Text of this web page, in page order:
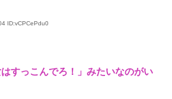
ID:vCPCePdu0
すっこんでろ！」みたいなのがい